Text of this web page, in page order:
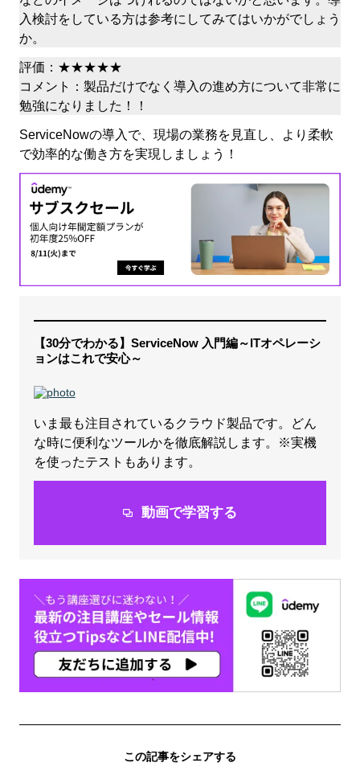
入検討をしている方は参考にしてみてはいかがでしょう
か。
評価：★★★★★
コメント：製品だけでなく導入の進め方について非常に
勉強になりました！！
ServiceNowの導入で、現場の業務を見直し、より柔軟
で効率的な働き方を実現しましょう！
【30分でわかる】ServiceNow 入門編～ITオペレーシ
ョンはこれで安心～
いま最も注目されているクラウド製品です。どん
な時に便利なツールかを徹底解説します。※実機
を使ったテストもあります。
動画で学習する
この記事をシェアする